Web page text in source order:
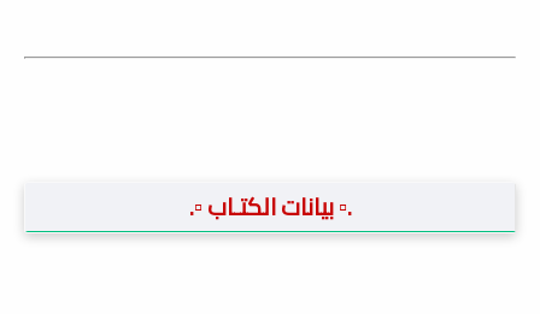
.▫️ بيانات الكتـاب ▫️.